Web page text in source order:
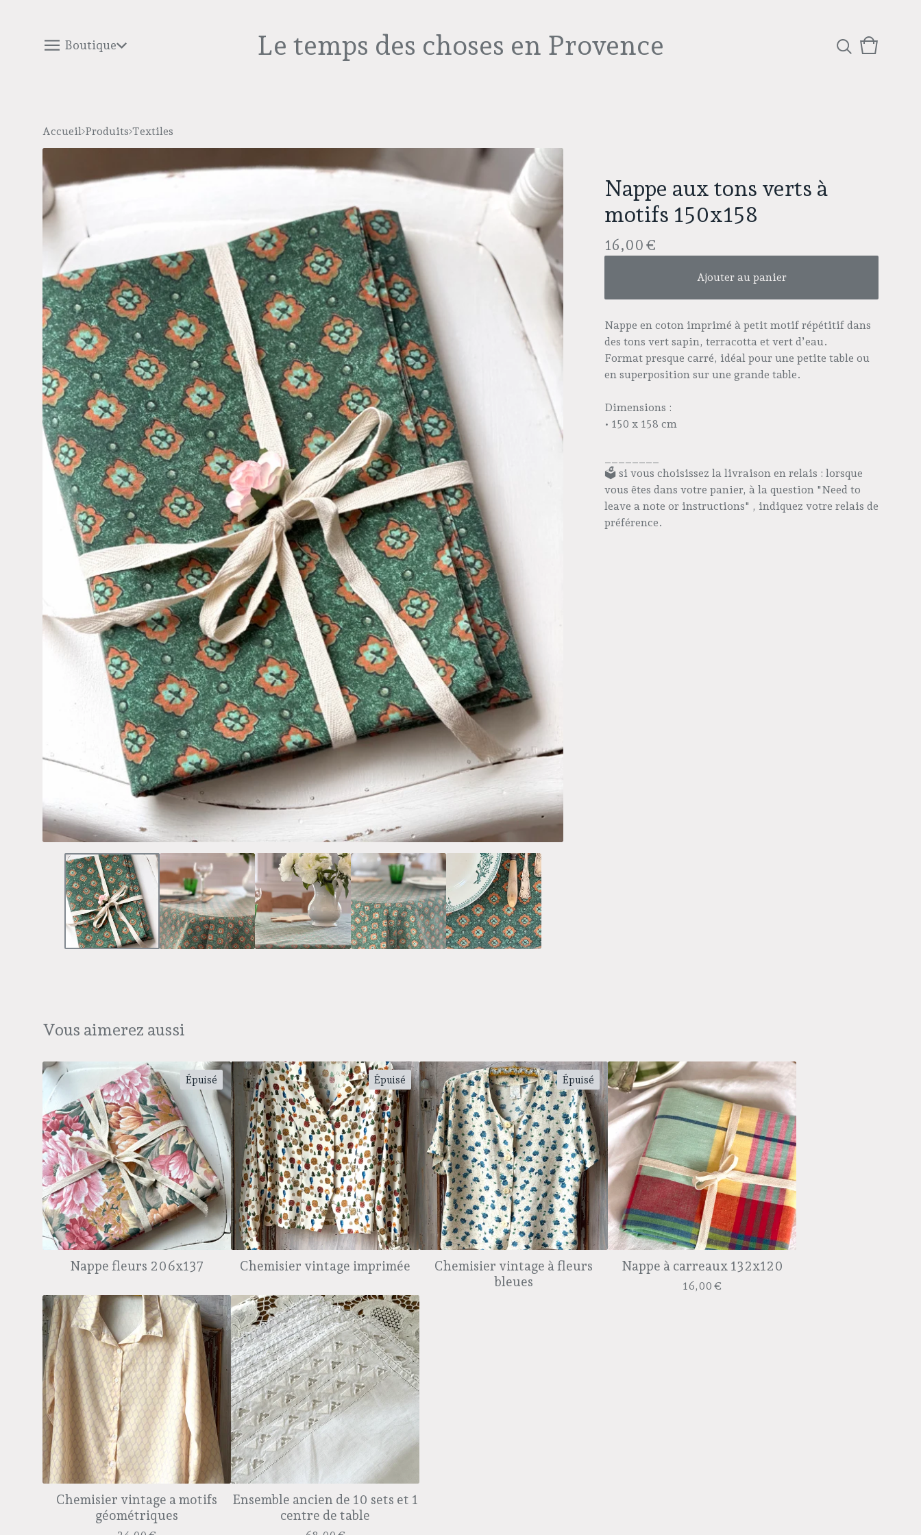
Boutique Le temps des choses en Provence
Voir
0
Accueil Produits Textiles
Nappe aux tons verts à
motifs 150x158
16,00 €
Ajouter au panier
Nappe en coton imprimé à petit motif répétitif dans
des tons vert sapin, terracotta et vert d’eau.
Format presque carré, idéal pour une petite table ou
en superposition sur une grande table.
Dimensions :
• 150 x 158 cm
🗳️ si vous choisissez la livraison en relais : lorsque
vous êtes dans votre panier, à la question "Need to
leave a note or instructions" , indiquez votre relais de
préférence.
Vous aimerez aussi
Épuisé
Nappe fleurs 206x137
Épuisé
Chemisier vintage imprimée
Épuisé
Chemisier vintage à fleurs
bleues
Nappe à carreaux 132x120
16,00 €
Chemisier vintage a motifs
géométriques
Ensemble ancien de 10 sets et 1
centre de table